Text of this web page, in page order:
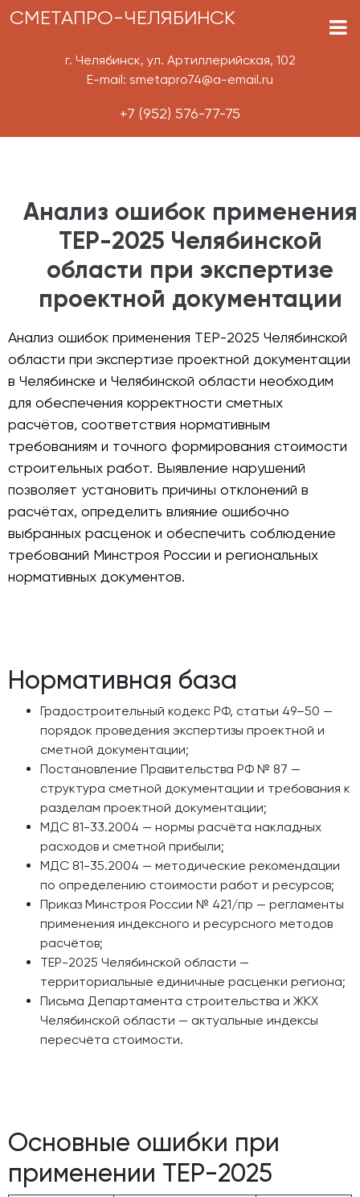
СМЕТАПРО-ЧЕЛЯБИНСК
г. Челябинск, ул. Артиллерийская, 102
E-mail: smetapro74@a-email.ru
+7 (952) 576-77-75
Анализ ошибок применения
ТЕР-2025 Челябинской
области при экспертизе
проектной документации
Анализ ошибок применения ТЕР-2025 Челябинской
области при экспертизе проектной документации
в Челябинске и Челябинской области необходим
для обеспечения корректности сметных
расчётов, соответствия нормативным
требованиям и точного формирования стоимости
строительных работ. Выявление нарушений
позволяет установить причины отклонений в
расчётах, определить влияние ошибочно
выбранных расценок и обеспечить соблюдение
требований Минстроя России и региональных
нормативных документов.
Нормативная база
Градостроительный кодекс РФ, статьи 49–50 —
порядок проведения экспертизы проектной и
сметной документации;
Постановление Правительства РФ № 87 —
структура сметной документации и требования к
разделам проектной документации;
МДС 81-33.2004 — нормы расчёта накладных
расходов и сметной прибыли;
МДС 81-35.2004 — методические рекомендации
по определению стоимости работ и ресурсов;
Приказ Минстроя России № 421/пр — регламенты
применения индексного и ресурсного методов
расчётов;
ТЕР-2025 Челябинской области —
территориальные единичные расценки региона;
Письма Департамента строительства и ЖКХ
Челябинской области — актуальные индексы
пересчёта стоимости.
Основные ошибки при
применении ТЕР-2025